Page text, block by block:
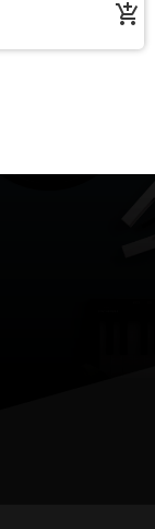
add_shopping_cart